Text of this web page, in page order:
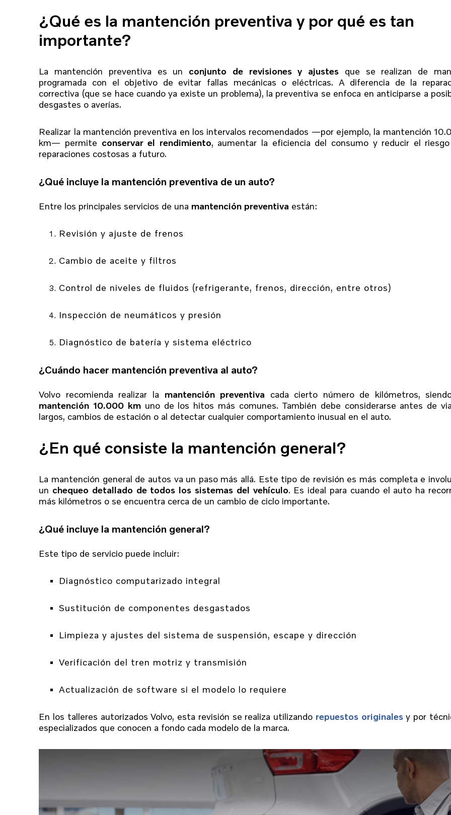
¿Qué es la mantención preventiva y por qué es tan
importante?
La mantención preventiva es un conjunto de revisiones y ajustes que se realizan de
programada con el objetivo de evitar fallas mecánicas o eléctricas. A diferencia de la
correctiva (que se hace cuando ya existe un problema), la preventiva se enfoca en anticiparse a
desgastes o averías.
Realizar la mantención preventiva en los intervalos recomendados —por ejemplo, la mantención
km— permite conservar el rendimiento, aumentar la eficiencia del consumo y reducir el
reparaciones costosas a futuro.
¿Qué incluye la mantención preventiva de un auto?
Entre los principales servicios de una mantención preventiva están:
Revisión y ajuste de frenos
Cambio de aceite y filtros
Control de niveles de fluidos (refrigerante, frenos, dirección, entre otros)
Inspección de neumáticos y presión
Diagnóstico de batería y sistema eléctrico
¿Cuándo hacer mantención preventiva al auto?
Volvo recomienda realizar la mantención preventiva cada cierto número de kilómetros,
mantención 10.000 kmuno de los hitos más comunes. También debe considerarse antes de
largos, cambios de estación o al detectar cualquier comportamiento inusual en el auto.
¿En qué consiste la mantención general?
La mantención general de autos va un paso más allá. Este tipo de revisión es más completa e
un chequeo detallado de todos los sistemas del vehículo. Es ideal para cuando el auto ha
más kilómetros o se encuentra cerca de un cambio de ciclo importante.
¿Qué incluye la mantención general?
Este tipo de servicio puede incluir:
Diagnóstico computarizado integral
Sustitución de componentes desgastados
Limpieza y ajustes del sistema de suspensión, escape y dirección
Verificación del tren motriz y transmisión
Actualización de software si el modelo lo requiere
En los talleres autorizados Volvo, esta revisión se realiza utilizando repuestos originales y por
especializados que conocen a fondo cada modelo de la marca.